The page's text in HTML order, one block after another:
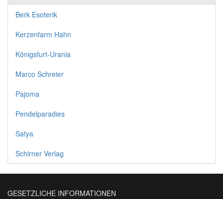
Berk Esoterik
Kerzenfarm Hahn
Königsfurt-Urania
Marco Schreier
Pajoma
Pendelparadies
Satya
Schirner Verlag
GESETZLICHE INFORMATIONEN